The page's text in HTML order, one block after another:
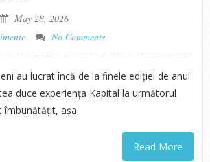
May 28, 2026
No Comments
au lucrat încă de la finele ediției de anul
duce experiența Kapital la următorul
îmbunătățit, așa
Read More